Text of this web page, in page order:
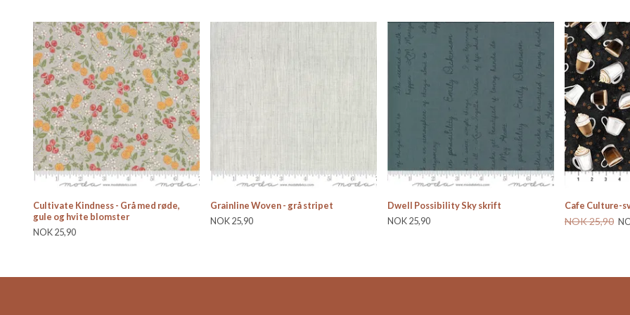
Cultivate Kindness - Grå med røde,
gule og hvite blomster
NOK 25,90
Grainline Woven - grå stripet
NOK 25,90
Dwell Possibility Sky skrift
NOK 25,90
Cafe Culture-
NOK 25,90